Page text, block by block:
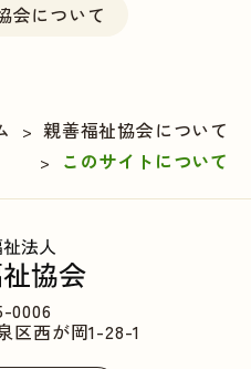
会について
> 親善福祉協会について
> このサイトについて
0006
区西が岡1-28-1